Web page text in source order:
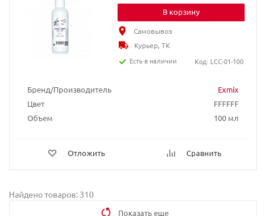
Бренд/Производитель
Exmix
Цвет
FFFFFF
Объем
100 мл
Отложить Сравнить
В корзину
Самовывоз
Курьер, ТК
Есть в наличии
Код: LCC-01-100
Найдено товаров: 310
Показать еще